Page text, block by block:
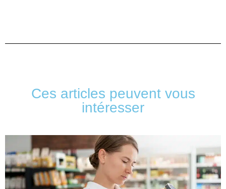
Ces articles peuvent vous
intéresser